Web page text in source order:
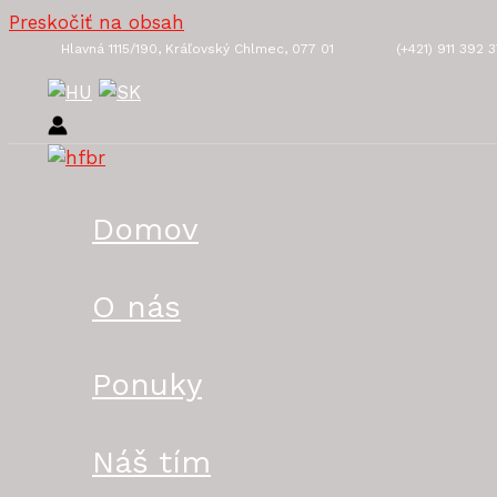
Preskočiť na obsah
Hlavná 1115/190, Kráľovský Chlmec, 077 01 (+421) 911 392
Domov
O nás
Ponuky
Náš tím